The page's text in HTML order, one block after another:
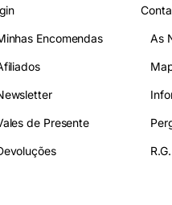
Encomendas
de Presente
As